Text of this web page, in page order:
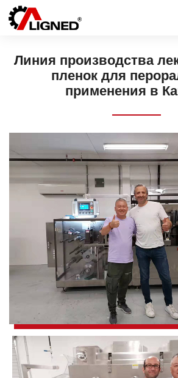
Линия производства
пленок для
применения в